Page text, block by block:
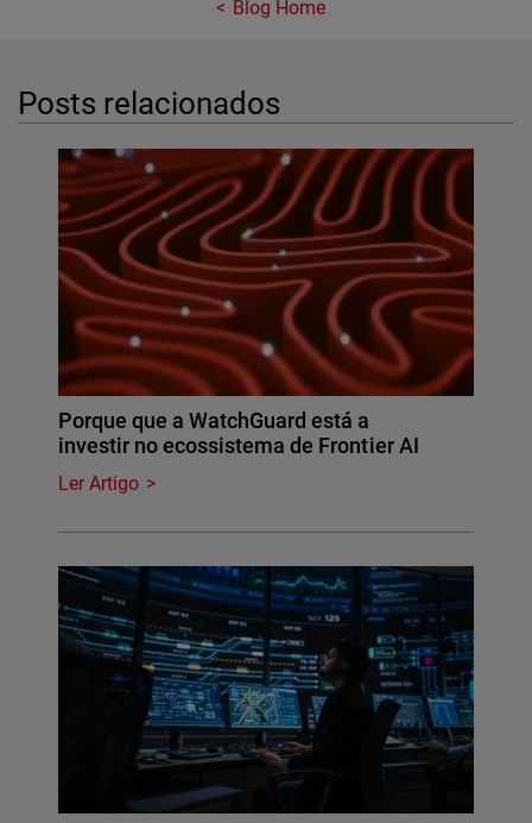
Blog Home
Posts relacionados
Porque que a WatchGuard está a
investir no ecossistema de Frontier AI
Ler Artigo